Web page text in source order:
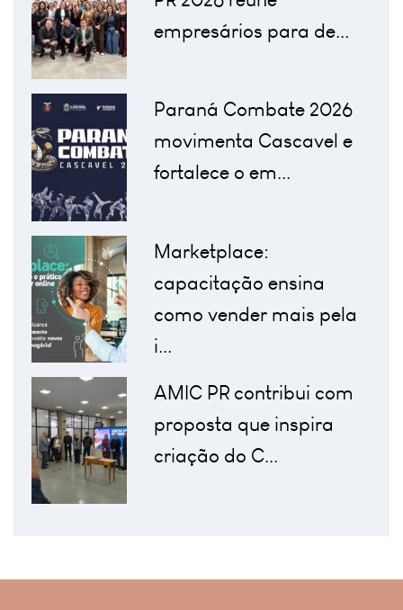
empresários para de...
Paraná Combate 2026
movimenta Cascavel e
fortalece o em...
Marketplace:
capacitação ensina
como vender mais pela
i...
AMIC PR contribui com
proposta que inspira
criação do C...